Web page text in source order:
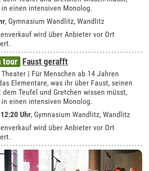
einen intensiven Monolog.
, Gymnasium Wandlitz, Wandlitz
wird über Anbieter vor Ort
tour Faust gerafft
| Für Menschen ab 14 Jahren
Elementare, was ihr über Faust, seinen
dem Teufel und Gretchen wissen müsst,
einen intensiven Monolog.
Uhr, Gymnasium Wandlitz, Wandlitz
wird über Anbieter vor Ort